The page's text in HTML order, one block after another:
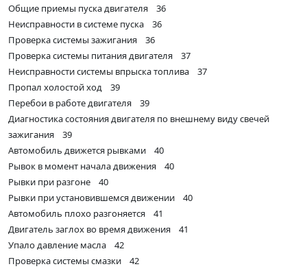
Общие приемы пуска двигателя 36
Неисправности в системе пуска 36
Проверка системы зажигания 36
Проверка системы питания двигателя 37
Неисправности системы впрыска топлива 37
Пропал холостой ход 39
Перебои в работе двигателя 39
Диагностика состояния двигателя по внешнему виду свечей
зажигания 39
Автомобиль движется рывками 40
Рывок в момент начала движения 40
Рывки при разгоне 40
Рывки при установившемся движении 40
Автомобиль плохо разгоняется 41
Двигатель заглох во время движения 41
Упало давление масла 42
Проверка системы смазки 42